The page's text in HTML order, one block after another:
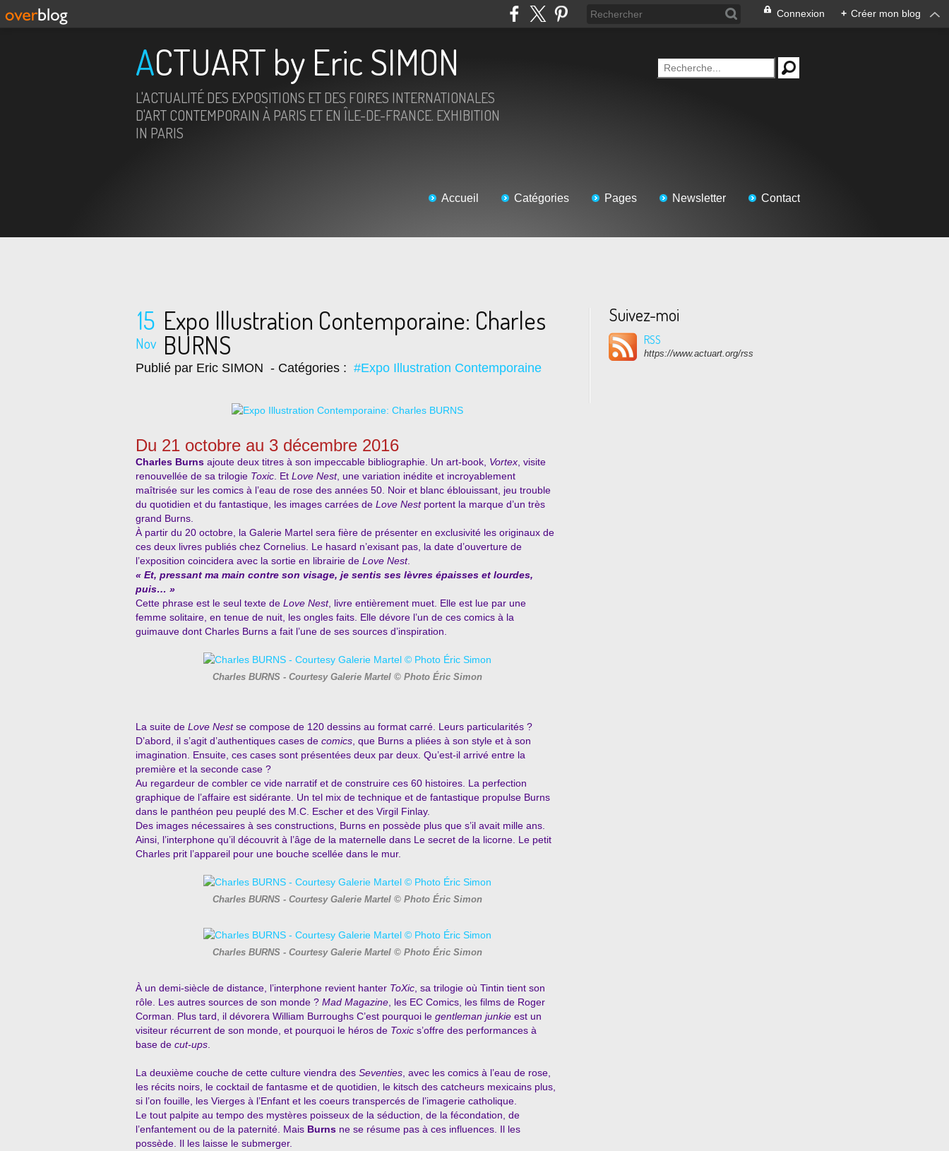
Connexion + Créer mon blog
ACTUART by Eric SIMON
L'ACTUALITÉ DES EXPOSITIONS ET DES FOIRES INTERNATIONALES
D'ART CONTEMPORAIN À PARIS ET EN ÎLE-DE-FRANCE. EXHIBITION
IN PARIS
Accueil Catégories Pages Newsletter Contact
15
Nov
Expo Illustration Contemporaine: Charles
BURNS
Publié par Eric SIMON - Catégories : #Expo Illustration Contemporaine
Du 21 octobre au 3 décembre 2016
Charles Burns ajoute deux titres à son impeccable bibliographie. Un art-book, Vortex , visite
renouvellée de sa trilogie Toxic . Et Love Nest, une variation inédite et incroyablement
maîtrisée sur les comics à l’eau de rose des années 50. Noir et blanc éblouissant, jeu trouble
du quotidien et du fantastique, les images carrées de Love Nest portent la marque d’un très
grand Burns.
À partir du 20 octobre, la Galerie Martel sera fière de présenter en exclusivité les originaux de
ces deux livres publiés chez Cornelius. Le hasard n’exisant pas, la date d’ouverture de
l’exposition coincidera avec la sortie en librairie de Love Nest.
« Et, pressant ma main contre son visage, je sentis ses lèvres épaisses et lourdes,
puis… »
Cette phrase est le seul texte de Love Nest, livre entièrement muet. Elle est lue par une
femme solitaire, en tenue de nuit, les ongles faits. Elle dévore l’un de ces comics à la
guimauve dont Charles Burns a fait l’une de ses sources d’inspiration.
Charles BURNS - Courtesy Galerie Martel © Photo Éric Simon
La suite de Love Nestse compose de 120 dessins au format carré. Leurs particularités ?
D’abord, il s’agit d’authentiques cases de comics , que Burns a pliées à son style et à son
imagination. Ensuite, ces cases sont présentées deux par deux. Qu’est-il arrivé entre la
première et la seconde case ?
Au regardeur de combler ce vide narratif et de construire ces 60 histoires. La perfection
graphique de l’affaire est sidérante. Un tel mix de technique et de fantastique propulse Burns
dans le panthéon peu peuplé des M.C. Escher et des Virgil Finlay.
Des images nécessaires à ses constructions, Burns en possède plus que s’il avait mille ans.
Ainsi, l’interphone qu’il découvrit à l’âge de la maternelle dans Le secret de la licorne. Le petit
Charles prit l’appareil pour une bouche scellée dans le mur.
Charles BURNS - Courtesy Galerie Martel © Photo Éric Simon
Charles BURNS - Courtesy Galerie Martel © Photo Éric Simon
À un demi-siècle de distance, l’interphone revient hanter ToXic , sa trilogie où Tintin tient son
rôle. Les autres sources de son monde ? Mad Magazine , les EC Comics, les films de Roger
Corman. Plus tard, il dévorera William Burroughs C’est pourquoi le gentleman junkie est un
visiteur récurrent de son monde, et pourquoi le héros de Toxic s’offre des performances à
base de cut-ups
La deuxième couche de cette culture viendra des Seventies , avec les comics à l’eau de rose,
les récits noirs, le cocktail de fantasme et de quotidien, le kitsch des catcheurs mexicains plus,
si l’on fouille, les Vierges à l’Enfant et les coeurs transpercés de l’imagerie catholique.
Le tout palpite au tempo des mystères poisseux de la séduction, de la fécondation, de
l’enfantement ou de la paternité. Mais Burns ne se résume pas à ces influences. Il les
possède. Il les laisse le submerger.
Suivez-moi
RSS
https://www.actuart.org/rss